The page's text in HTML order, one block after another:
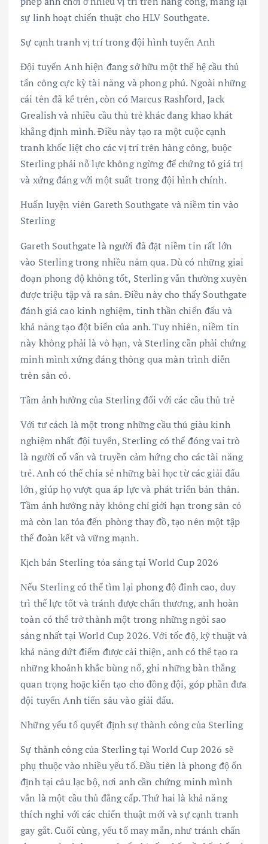
sự linh hoạt chiến thuật cho HLV Southgate.
Sự cạnh tranh vị trí trong đội hình tuyển Anh
Đội tuyển Anh hiện đang sở hữu một thế hệ cầu thủ
tấn công cực kỳ tài năng và phong phú. Ngoài những
cái tên đã kể trên, còn có Marcus Rashford, Jack
Grealish và nhiều cầu thủ trẻ khác đang khao khát
khẳng định mình. Điều này tạo ra một cuộc cạnh
tranh khốc liệt cho các vị trí trên hàng công, buộc
Sterling phải nỗ lực không ngừng để chứng tỏ giá trị
và xứng đáng với một suất trong đội hình chính.
Huấn luyện viên Gareth Southgate và niềm tin vào
Sterling
Gareth Southgate là người đã đặt niềm tin rất lớn
vào Sterling trong nhiều năm qua. Dù có những giai
đoạn phong độ không tốt, Sterling vẫn thường xuyên
được triệu tập và ra sân. Điều này cho thấy Southgate
đánh giá cao kinh nghiệm, tinh thần chiến đấu và
khả năng tạo đột biến của anh. Tuy nhiên, niềm tin
này không phải là vô hạn, và Sterling cần phải chứng
minh mình xứng đáng thông qua màn trình diễn
trên sân cỏ.
Tầm ảnh hưởng của Sterling đối với các cầu thủ trẻ
Với tư cách là một trong những cầu thủ giàu kinh
nghiệm nhất đội tuyển, Sterling có thể đóng vai trò
là người cố vấn và truyền cảm hứng cho các tài năng
trẻ. Anh có thể chia sẻ những bài học từ các giải đấu
lớn, giúp họ vượt qua áp lực và phát triển bản thân.
Tầm ảnh hưởng này không chỉ giới hạn trong sân cỏ
mà còn lan tỏa đến phòng thay đồ, tạo nên một tập
thể đoàn kết và vững mạnh.
Kịch bản Sterling tỏa sáng tại World Cup 2026
Nếu Sterling có thể tìm lại phong độ đỉnh cao, duy
trì thể lực tốt và tránh được chấn thương, anh hoàn
toàn có thể trở thành một trong những ngôi sao
sáng nhất tại World Cup 2026. Với tốc độ, kỹ thuật và
khả năng dứt điểm được cải thiện, anh có thể tạo ra
những khoảnh khắc bùng nổ, ghi những bàn thắng
quan trọng hoặc kiến tạo cho đồng đội, góp phần đưa
đội tuyển Anh tiến sâu vào giải đấu.
Những yếu tố quyết định sự thành công của Sterling
Sự thành công của Sterling tại World Cup 2026 sẽ
phụ thuộc vào nhiều yếu tố. Đầu tiên là phong độ ổn
định tại câu lạc bộ, nơi anh cần chứng minh mình
vẫn là một cầu thủ đẳng cấp. Thứ hai là khả năng
thích nghi với các chiến thuật mới và sự cạnh tranh
gay gắt. Cuối cùng, yếu tố may mắn, như tránh chấn